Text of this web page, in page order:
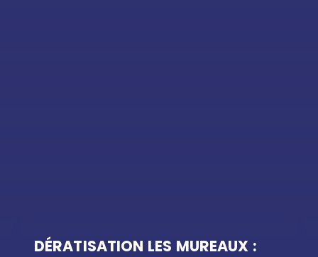
DÉRATISATION LES MUREAUX :